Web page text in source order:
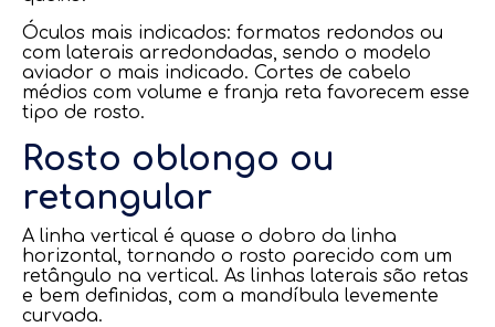
Óculos mais indicados: formatos redondos ou
com laterais arredondadas, sendo o modelo
aviador o mais indicado. Cortes de cabelo
médios com volume e franja reta favorecem esse
tipo de rosto.
Rosto oblongo ou
retangular
A linha vertical é quase o dobro da linha
horizontal, tornando o rosto parecido com um
retângulo na vertical. As linhas laterais são retas
e bem definidas, com a mandíbula levemente
curvada.